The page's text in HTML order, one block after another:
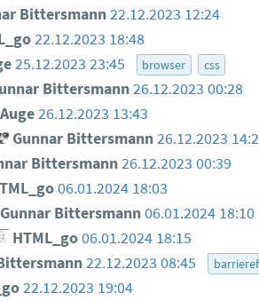
Bittersmann22.12.2023 12:24
22.12.2023 18:48
25.12.2023 23:45 browser css
Bittersmann26.12.2023 00:28
Auge26.12.2023 13:43
Gunnar Bittersmann 26.12.2023
Bittersmann26.12.2023 00:39
06.01.2024 18:03
Gunnar Bittersmann06.01.2024 18:10
HTML_go 06.01.2024 18:15
22.12.2023 08:45
22.12.2023 19:04